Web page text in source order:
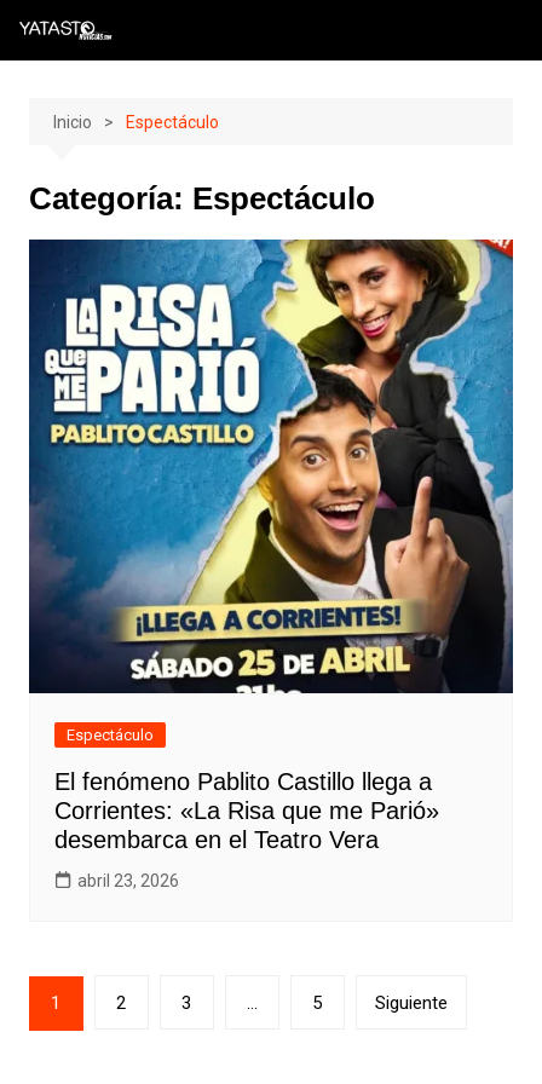
Skip
Inicio Espectáculo
Categoría: Espectáculo
Espectáculo
El fenómeno Pablito Castillo llega a
Corrientes: «La Risa que me Parió»
desembarca en el Teatro Vera
abril 23, 2026
Paginación
de
1 2 3 … 5 Siguiente